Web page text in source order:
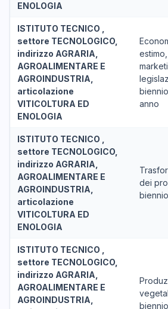
ENOLOGIA
ISTITUTO TECNICO ,
settore TECNOLOGICO,
indirizzo AGRARIA,
AGROALIMENTARE E
AGROINDUSTRIA,
articolazione
VITICOLTURA ED
ENOLOGIA
estimo,
anno
ISTITUTO TECNICO ,
settore TECNOLOGICO,
indirizzo AGRARIA,
AGROALIMENTARE E
AGROINDUSTRIA,
articolazione
VITICOLTURA ED
ENOLOGIA
dei
biennio
ISTITUTO TECNICO ,
settore TECNOLOGICO,
indirizzo AGRARIA,
AGROALIMENTARE E
AGROINDUSTRIA,
biennio